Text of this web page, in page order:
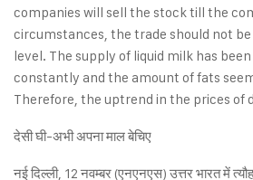
companies will sell the stock till the
circumstances, the trade should not
level. The supply of liquid milk has
constantly and the amount of fats
Therefore, the uptrend in the prices of
देसी घी-अभी अपना माल बेचिए
नई दिल्ली, 12 नवम्बर (एनएनएस) उत्तर भारत में